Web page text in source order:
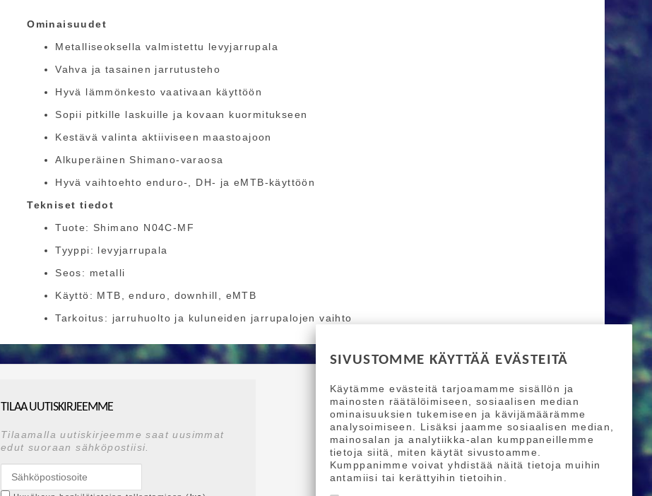
SIVUSTOMME KÄYTTÄÄ EVÄSTEITÄ
Käytämme evästeitä tarjoamamme sisällön ja
mainosten räätälöimiseen, sosiaalisen median
ominaisuuksien tukemiseen ja kävijämäärämme
analysoimiseen. Lisäksi jaamme sosiaalisen median,
mainosalan ja analytiikka-alan kumppaneillemme
tietoja siitä, miten käytät sivustoamme.
Kumppanimme voivat yhdistää näitä tietoja muihin
antamiisi tai kerättyihin tietoihin.
Ominaisuudet
Metalliseoksella valmistettu levyjarrupala
Vahva ja tasainen jarrutusteho
Hyvä lämmönkesto vaativaan käyttöön
Sopii pitkille laskuille ja kovaan kuormitukseen
Kestävä valinta aktiiviseen maastoajoon
Alkuperäinen Shimano-varaosa
Hyvä vaihtoehto enduro-, DH- ja eMTB-käyttöön
Tekniset tiedot
Tuote: Shimano N04C-MF
Tyyppi: levyjarrupala
Seos: metalli
Käyttö: MTB, enduro, downhill, eMTB
Tarkoitus: jarruhuolto ja kuluneiden jarrupalojen vaihto
TILAA UUTISKIRJEEMME
Tilaamalla uutiskirjeemme saat uusimmat
edut suoraan sähköpostiisi.